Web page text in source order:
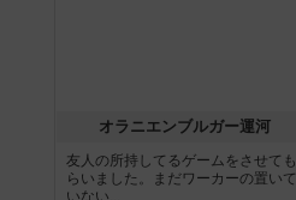
オラニエンブルガー運河
友人の所持してるゲームをさせても
らいました。まだワーカーの置いて
いない...